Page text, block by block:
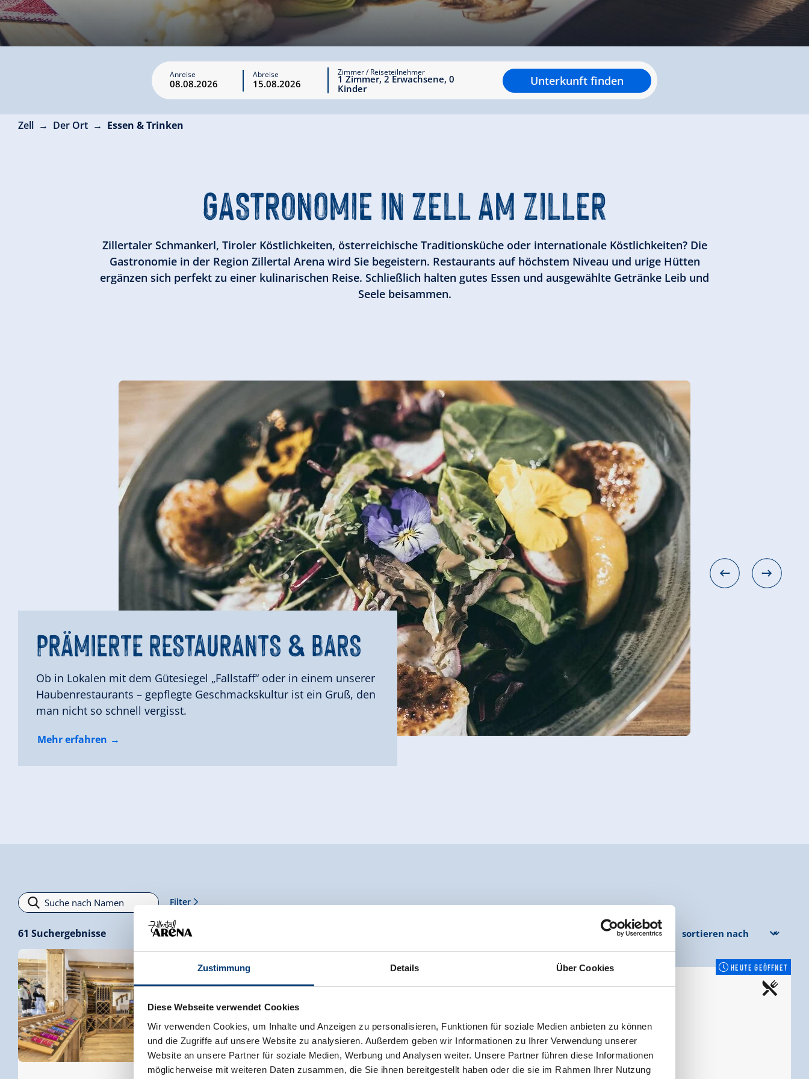
Zustimmung Details Über Cookies
Diese Webseite verwendet Cookies
Wir verwenden Cookies, um Inhalte und Anzeigen zu personalisieren, Funktionen für soziale Medien anbieten zu können
und die Zugriffe auf unsere Website zu analysieren. Außerdem geben wir Informationen zu Ihrer Verwendung unserer
Website an unsere Partner für soziale Medien, Werbung und Analysen weiter. Unsere Partner führen diese Informationen
möglicherweise mit weiteren Daten zusammen, die Sie ihnen bereitgestellt haben oder die sie im Rahmen Ihrer Nutzung
Anreise Abreise Zimmer / Reiseteilnehmer
1 Zimmer, 2 Erwachsene, 0
Kinder
Unterkunft finden
Zell Der Ort Essen & Trinken
GASTRONOMIEIN ZELL AM ZILLER
Zillertaler Schmankerl, Tiroler Köstlichkeiten, österreichische Traditionsküche oder internationale Köstlichkeiten? Die
Gastronomie in der Region Zillertal Arena wird Sie begeistern. Restaurants auf höchstem Niveau und urige Hütten
ergänzen sich perfekt zu einer kulinarischen Reise. Schließlich halten gutes Essen und ausgewählte Getränke Leib und
Seele beisammen.
REGIONALE PRODUKTE
Mehr erfahren
PRÄMIERTE RESTAURANTS & BARS
Ob in Lokalen mit dem Gütesiegel „Fallstaff“ oder in einem unserer
Haubenrestaurants – gepflegte Geschmackskultur ist ein Gruß, den
man nicht so schnell vergisst.
Mehr erfahren
REGIONALE PRODUKTE
Mehr erfahren
PRÄMIERTE RESTAURANTS & BARS
Mehr erfahren
Filter
61 Suchergebnisse
Zillertaler Buschenschank/Weinbar
am Gielerhof in Zell am Ziller
Rohrerstraße 18b
6280 Zell am Ziller
(0043) 664 1379610
HEUTE GEÖFFNET
Food Truck my.Bosna
6280 Zell am Ziller
(0043) 664 99817403